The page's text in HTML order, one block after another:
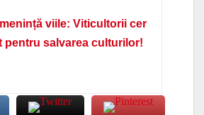
viile: Viticultorii cer
pentru salvarea culturilor!